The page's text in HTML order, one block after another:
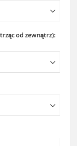
od zewnątrz):